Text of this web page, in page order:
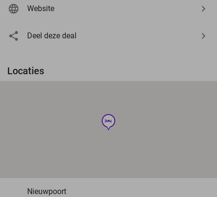
Website
Deel deze deal
Locaties
hotel
Nieuwpoort